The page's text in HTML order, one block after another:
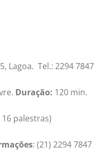
Lagoa. Tel.: 2294 7847
Duração: 120 min.
palestras)
: (21) 2294 7847